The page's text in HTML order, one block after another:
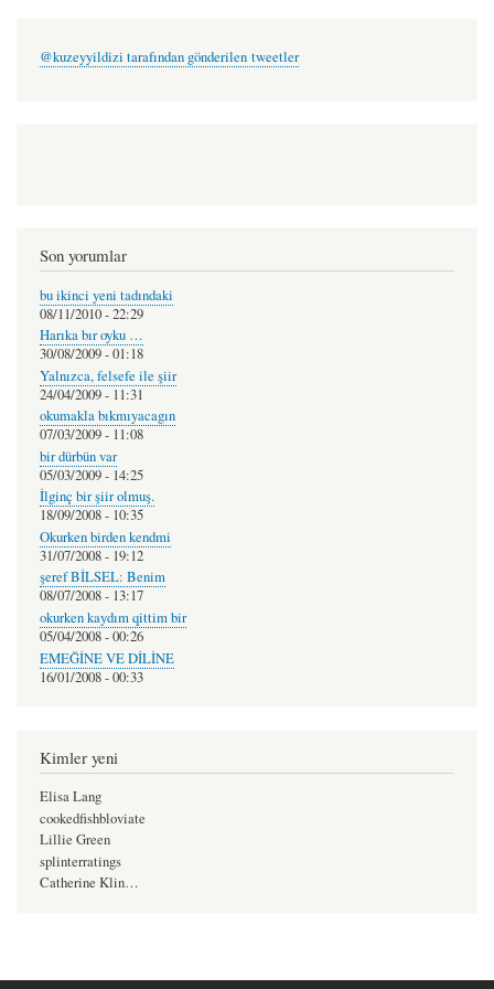
@kuzeyyildizi tarafından gönderilen tweetler
Son yorumlar
bu ikinci yeni tadındaki
08/11/2010 - 22:29
Harıka bır oyku …
30/08/2009 - 01:18
Yalnızca, felsefe ile şiir
24/04/2009 - 11:31
okumakla bıkmıyacagın
07/03/2009 - 11:08
bir dürbün var
05/03/2009 - 14:25
İlginç bir şiir olmuş.
18/09/2008 - 10:35
Okurken birden kendmi
31/07/2008 - 19:12
şeref BİLSEL: Benim
08/07/2008 - 13:17
okurken kaydım qittim bir
05/04/2008 - 00:26
EMEĞİNE VE DİLİNE
16/01/2008 - 00:33
Kimler yeni
Elisa Lang
cookedfishbloviate
Lillie Green
splinterratings
Catherine Klin…